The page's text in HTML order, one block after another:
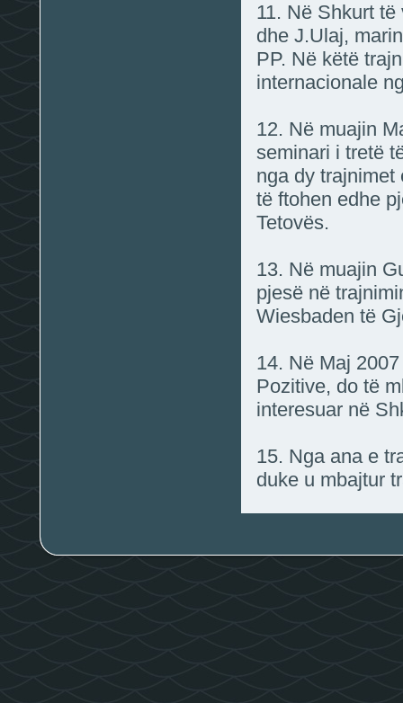
11. Në Shkurt
dhe J.Ulaj,
PP. Në këtë
internacionale
12. Në muajin
seminari i tretë
nga dy trajnimet
të ftohen edhe
Tetovës.
13. Në muajin
pjesë në
Wiesbaden të
14. Në Maj
Pozitive, do të
interesuar në
15. Nga ana e
duke u mbajtur